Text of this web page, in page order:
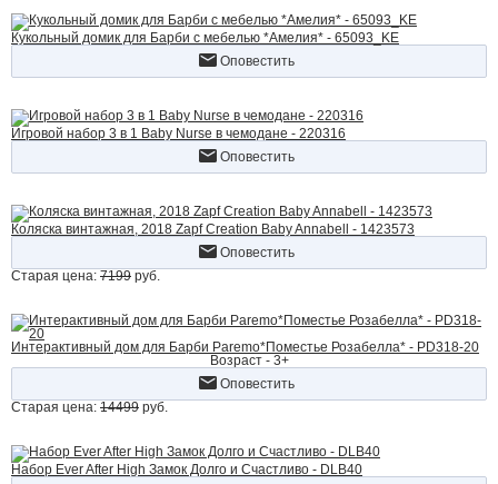
Кукольный домик для Барби с мебелью *Амелия* - 65093_KE
Оповестить
Игровой набор 3 в 1 Baby Nurse в чемодане - 220316
Оповестить
Коляска винтажная, 2018 Zapf Creation Baby Annabell - 1423573
Оповестить
Старая цена: 7199 руб.
Интерактивный дом для Барби Paremo*Поместье Розабелла* - PD318-20
Возраст - 3+
Оповестить
Старая цена: 14499 руб.
Набор Ever After High Замок Долго и Счастливо - DLB40